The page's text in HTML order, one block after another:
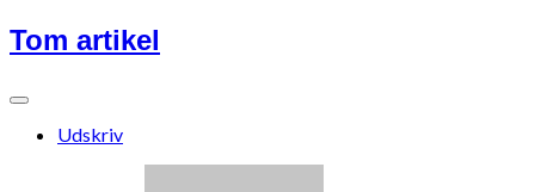
Tom artikel
Udskriv